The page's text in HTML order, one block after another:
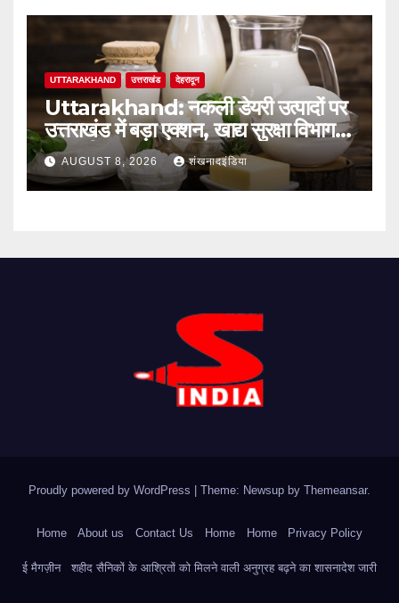
UTTARAKHAND उत्तराखंड देहरादून
Uttarakhand: नकली डेयरी उत्पादों पर
उत्तराखंड में बड़ा एक्शन, खाद्य सुरक्षा विभाग ने
शुरू की सख्त जांच
AUGUST 8, 2026 शंखनादइंडिया
Proudly powered by WordPress Theme: Newsup by Themeansar.
Home About us Contact Us Home Home Privacy Policy
ई मैगज़ीन शहीद सैनिकों के आश्रितों को मिलने वाली अनुग्रह बढ़ने का शासनादेश जारी